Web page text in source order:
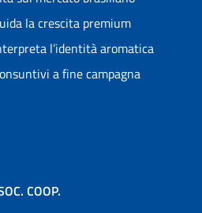
la crescita premium
l’identità aromatica
a fine campagna
COOP.